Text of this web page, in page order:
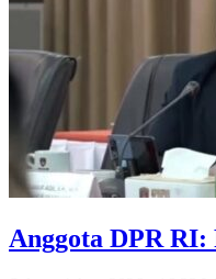
Anggota DPR